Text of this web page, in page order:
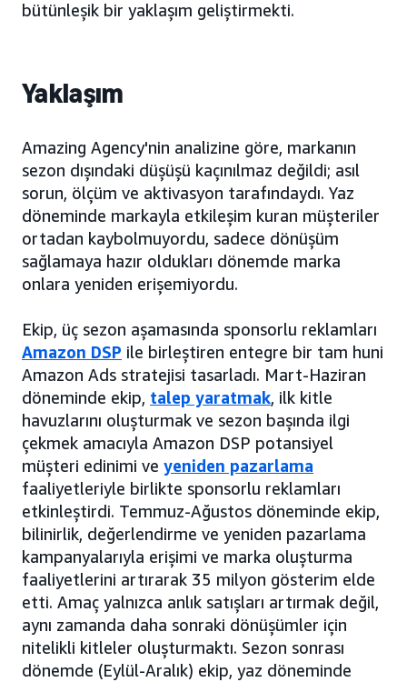
bütünleşik bir yaklaşım geliştirmekti.
Yaklaşım
Amazing Agency'nin analizine göre, markanın
sezon dışındaki düşüşü kaçınılmaz değildi; asıl
sorun, ölçüm ve aktivasyon tarafındaydı. Yaz
döneminde markayla etkileşim kuran müşteriler
ortadan kaybolmuyordu, sadece dönüşüm
sağlamaya hazır oldukları dönemde marka
onlara yeniden erişemiyordu.
Ekip, üç sezon aşamasında sponsorlu reklamları
Amazon DSP ile birleştiren entegre bir tam huni
Amazon Ads stratejisi tasarladı. Mart-Haziran
döneminde ekip, talep yaratmak, ilk kitle
havuzlarını oluşturmak ve sezon başında ilgi
çekmek amacıyla Amazon DSP potansiyel
müşteri edinimi ve yeniden pazarlama
faaliyetleriyle birlikte sponsorlu reklamları
etkinleştirdi. Temmuz-Ağustos döneminde ekip,
bilinirlik, değerlendirme ve yeniden pazarlama
kampanyalarıyla erişimi ve marka oluşturma
faaliyetlerini artırarak 35 milyon gösterim elde
etti. Amaç yalnızca anlık satışları artırmak değil,
aynı zamanda daha sonraki dönüşümler için
nitelikli kitleler oluşturmaktı. Sezon sonrası
dönemde (Eylül-Aralık) ekip, yaz döneminde